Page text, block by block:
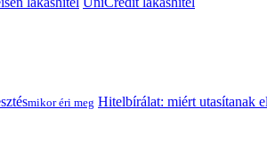
mikor éri meg Hitelbírálat: miért utasítanak